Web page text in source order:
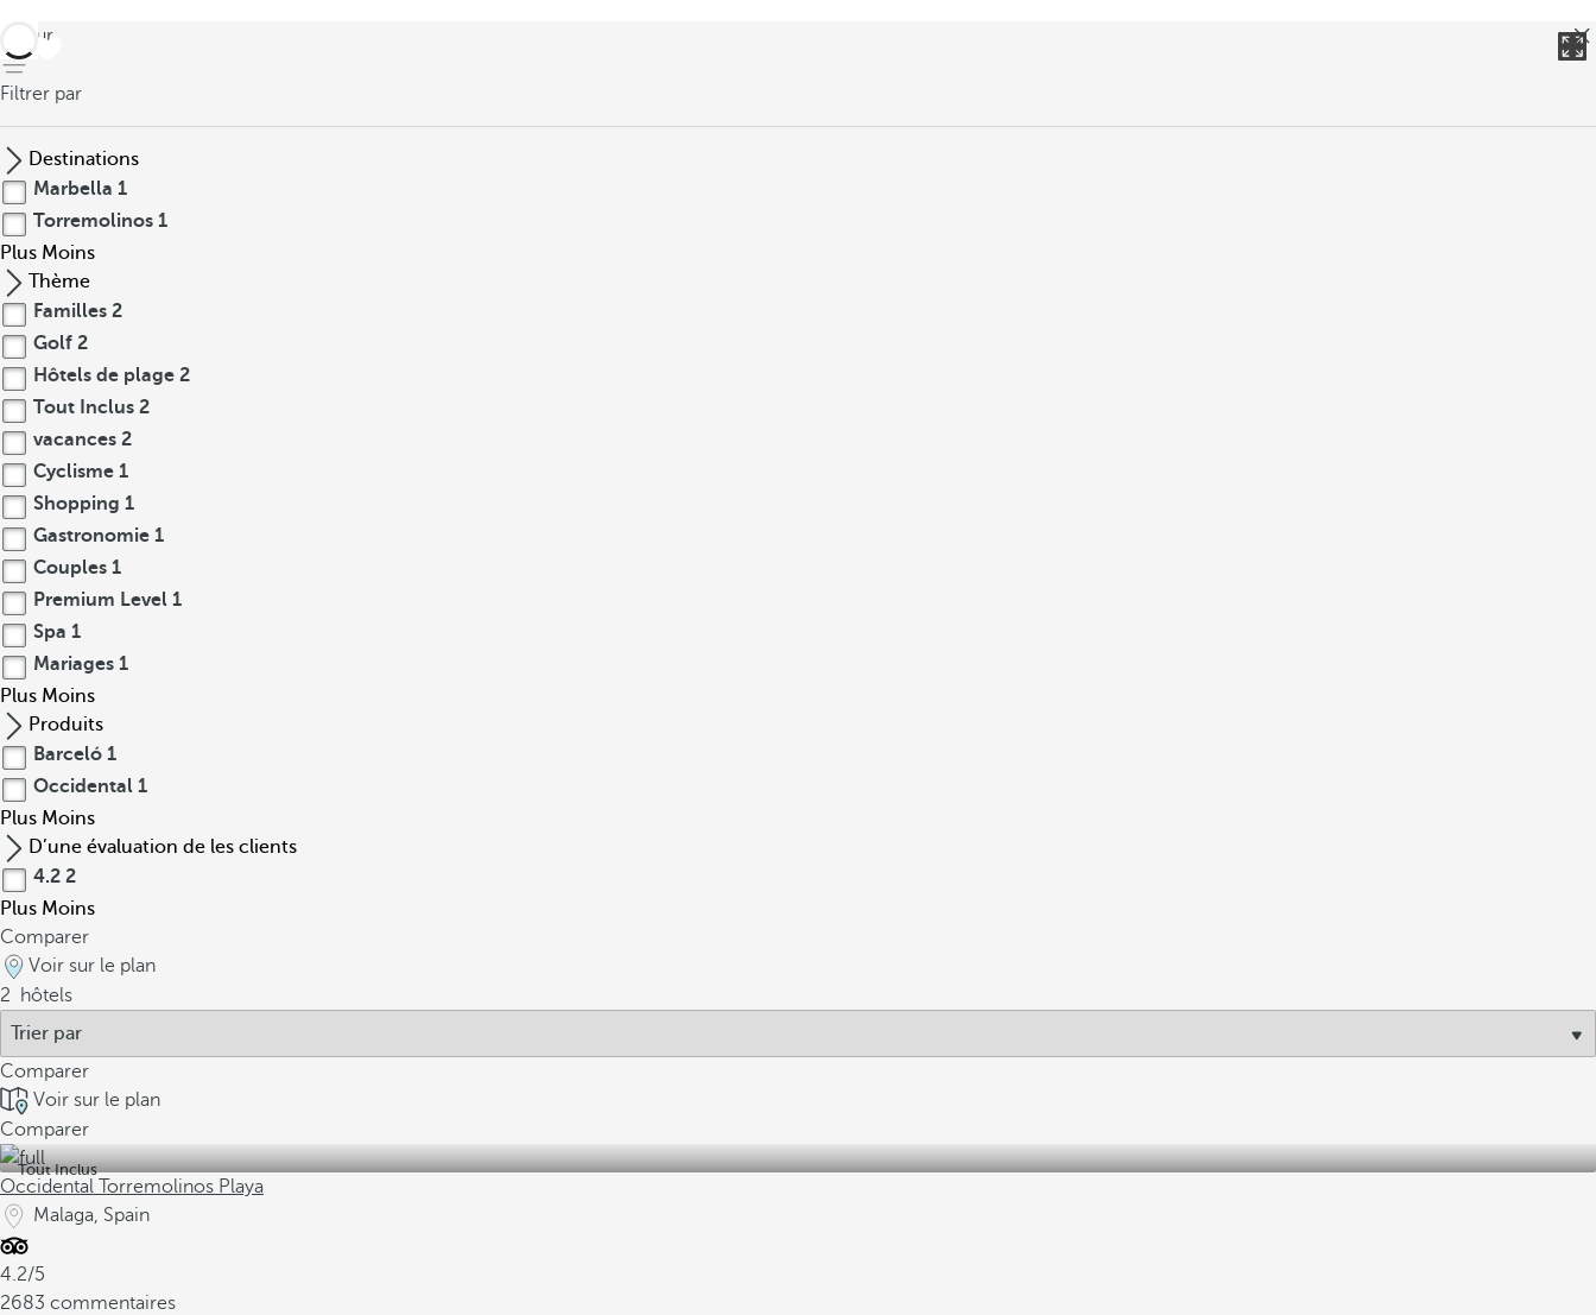
retour
Filtrer par
Destinations
Marbella 1
Torremolinos 1
Plus Moins
Thème
Familles 2
Golf 2
Hôtels de plage 2
Tout Inclus 2
vacances 2
Cyclisme 1
Shopping 1
Gastronomie 1
Couples 1
Premium Level 1
Spa 1
Mariages 1
Plus Moins
Produits
Barceló 1
Occidental 1
Plus Moins
D’une évaluation de les clients
4.2 2
Plus Moins
Comparer
Voir sur le plan
2
hôtels
Comparer
Voir sur le plan
Comparer
Tout Inclus
Occidental Torremolinos Playa
Malaga, Spain
4.2/5
2683 commentaires